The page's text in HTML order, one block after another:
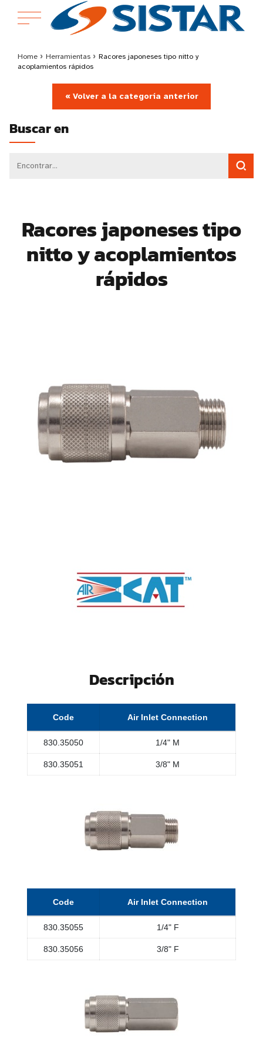
Home › Herramientas › Racores japoneses tipo nitto y
acoplamientos rápidos
« Volver a la categoría anterior
Buscar en
Racores japoneses tipo
nitto y acoplamientos
rápidos
Descripción
Code Air Inlet Connection
830.35050 1/4" M
830.35051 3/8" M
Code Air Inlet Connection
830.35055 1/4" F
830.35056 3/8" F